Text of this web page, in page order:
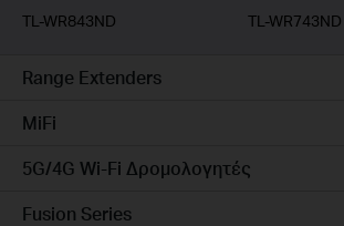
TL-WR843ND
TL-WR743ND
Range Extenders
MiFi
5G/4G Wi-Fi Δρομολογητές
Fusion Series